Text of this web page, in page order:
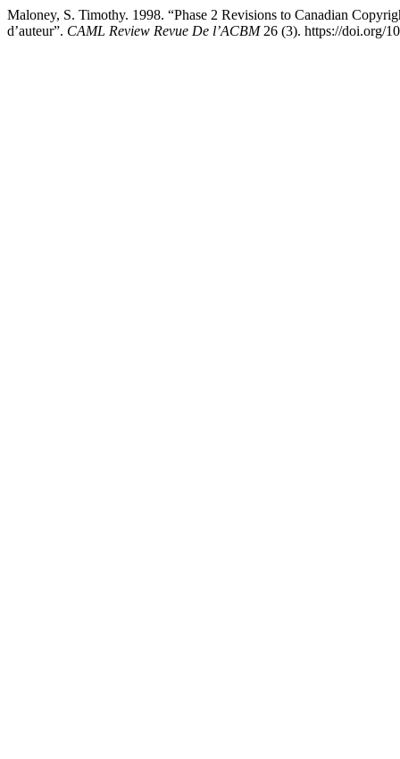
Maloney, S. Timothy. 1998. “Phase 2 Revisions to Canadian
d’auteur”. CAML Review Revue De l’ACBM26 (3). https://doi.org/